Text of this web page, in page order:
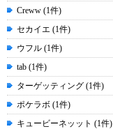
Creww (1件)
セカイエ (1件)
ウフル (1件)
tab (1件)
ターゲッティング (1件)
ポケラボ (1件)
キュービーネッット (1件)